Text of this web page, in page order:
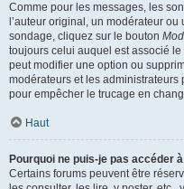
Comme pour les messages, les
l’auteur original, un modérateur
sondage, cliquez sur le bouton
toujours celui auquel est associé le
peut modifier une option ou
modérateurs et les administrateurs
pour empêcher le trucage en
Haut
Pourquoi ne puis-je pas accéder
Certains forums peuvent être